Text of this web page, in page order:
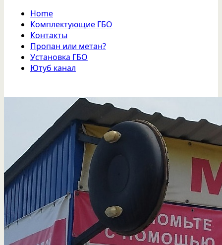
Home
Комплектующие ГБО
Контакты
Пропан или метан?
Установка ГБО
Ютуб канал